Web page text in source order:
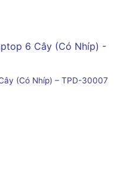
(Có Nhíp) – TPD-30007